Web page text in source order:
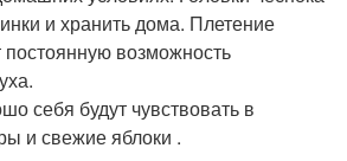
и хранить дома. Плетение
постоянную возможность
себя будут чувствовать в
и свежие яблоки .